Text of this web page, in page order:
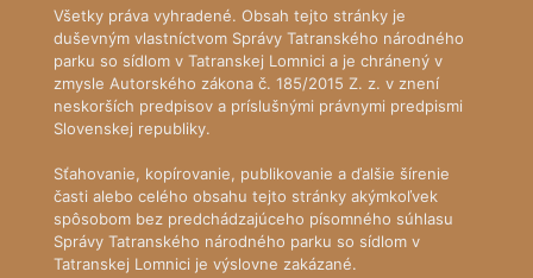
Všetky práva vyhradené. Obsah tejto stránky je
duševným vlastníctvom Správy Tatranského národného
parku so sídlom v Tatranskej Lomnici a je chránený v
zmysle Autorského zákona č. 185/2015 Z. z. v znení
neskorších predpisov a príslušnými právnymi predpismi
Slovenskej republiky.
Sťahovanie, kopírovanie, publikovanie a ďalšie šírenie
časti alebo celého obsahu tejto stránky akýmkoľvek
spôsobom bez predchádzajúceho písomného súhlasu
Správy Tatranského národného parku so sídlom v
Tatranskej Lomnici je výslovne zakázané.